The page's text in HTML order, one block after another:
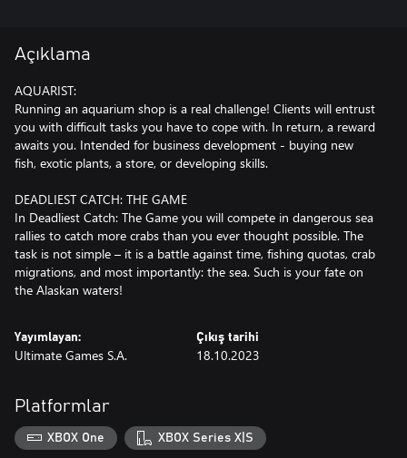
Açıklama
AQUARIST:
Running an aquarium shop is a real challenge! Clients will entrust
you with difficult tasks you have to cope with. In return, a reward
awaits you. Intended for business development - buying new
fish, exotic plants, a store, or developing skills.
DEADLIEST CATCH: THE GAME
In Deadliest Catch: The Game you will compete in dangerous sea
rallies to catch more crabs than you ever thought possible. The
task is not simple – it is a battle against time, fishing quotas, crab
migrations, and most importantly: the sea. Such is your fate on
Yayımlayan:
Ultimate Games S.A.
Çıkış tarihi
18.10.2023
Platformlar
XBOX One XBOX Series X|S